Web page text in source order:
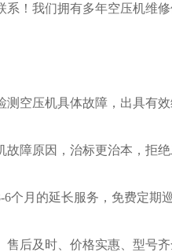
系！我们拥有多年空压机维
测空压机具体故障，出具有
故障原因，治标更治本，拒
6个月的延长服务，免费定期
售后及时、价格实惠、型号齐